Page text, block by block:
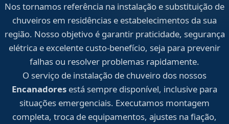
Nos tornamos referência na instalação e substituição de
chuveiros em residências e estabelecimentos da sua
região. Nosso objetivo é garantir praticidade, segurança
elétrica e excelente custo-benefício, seja para prevenir
falhas ou resolver problemas rapidamente.
O serviço de instalação de chuveiro dos nossos
Encanadores está sempre disponível, inclusive para
situações emergenciais. Executamos montagem
completa, troca de equipamentos, ajustes na fiação,